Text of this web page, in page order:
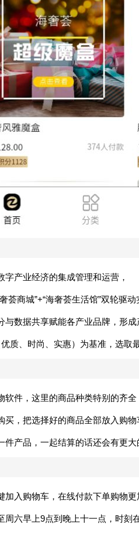
字产业经济的集成管理和运营，
荟商城”+“海奢荟生活馆”双轮驱
与数据共享赋能各产业品牌，形成
质、时尚、实惠）为基准，选取
软件，这里的商品种类特别的齐全
买，把选择好的商品全部放入购物
产品，一起结算的话还会有更大
加入购物车，在线付款下单购物更
周六早上9点到晚上十一点，时刻